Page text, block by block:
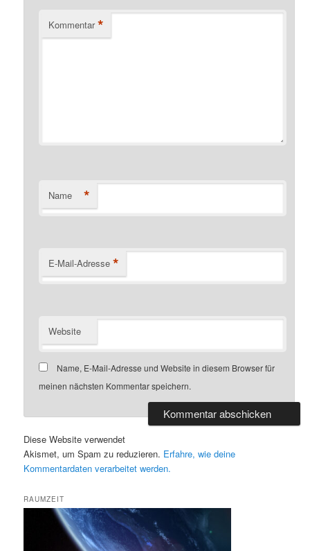
Kommentar *
Name *
E-Mail-Adresse *
Website
Name, E-Mail-Adresse und Website in diesem Browser für
meinen nächsten Kommentar speichern.
Diese Website verwendet
Akismet, um Spam zu reduzieren. Erfahre, wie deine
Kommentardaten verarbeitet werden.
RAUMZEIT